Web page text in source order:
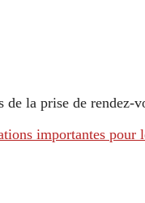
de la prise de rendez-
importantes pour